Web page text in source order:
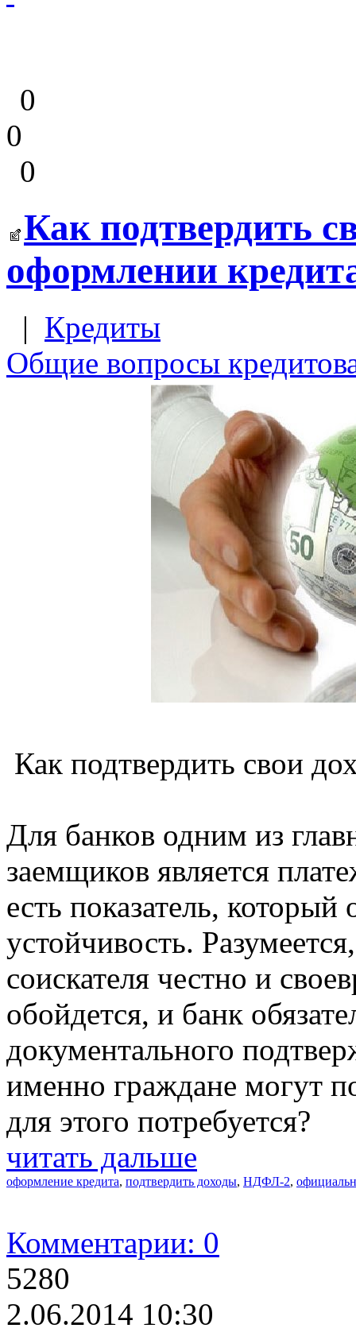
0
0
0
Как подтвердить
оформлении
| Кредиты
Общие вопросы
Как подтвердить свои
Для банков одним из
заемщиков является
есть показатель,
устойчивость.
соискателя честно и
обойдется, и банк
документального
именно граждане могут
для этого потребуется?
читать дальше
оформление кредита, подтвердить доходы, НДФЛ-2,
Комментарии: 0
5280
2.06.2014 10:30